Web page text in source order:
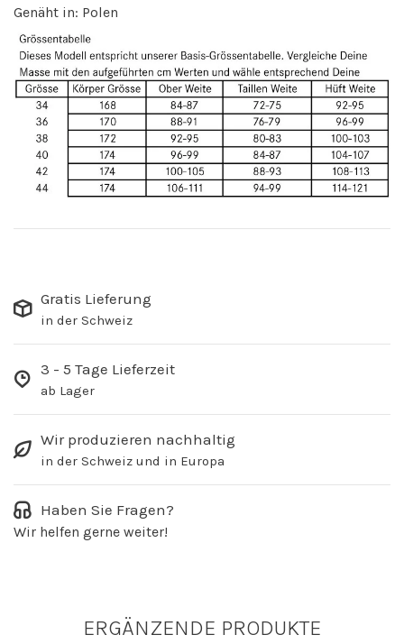
Genäht in: Polen
Gratis Lieferung
in der Schweiz
3 - 5 Tage Lieferzeit
ab Lager
Wir produzieren nachhaltig
in der Schweiz und in Europa
Haben Sie Fragen?
Wir helfen gerne weiter!
ERGÄNZENDE PRODUKTE